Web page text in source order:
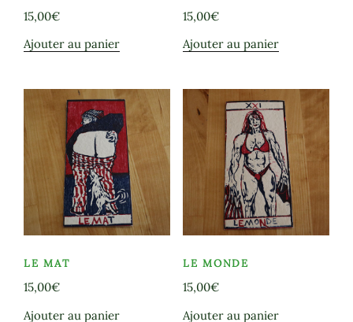
15,00€
Ajouter au panier
15,00€
Ajouter au panier
LE MAT
15,00€
Ajouter au panier
LE MONDE
15,00€
Ajouter au panier